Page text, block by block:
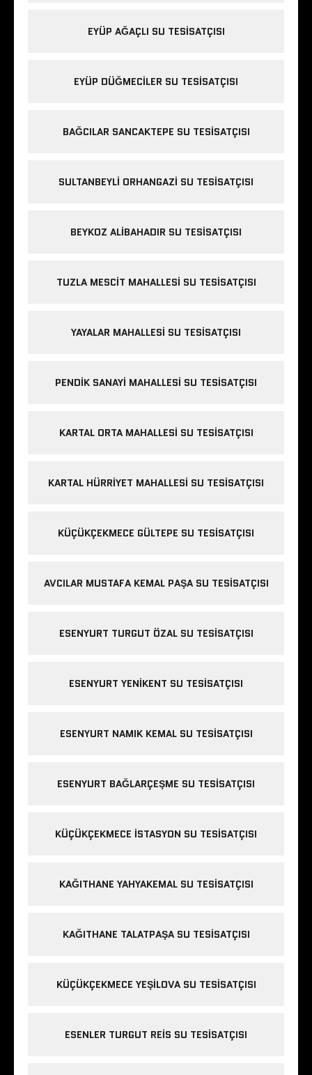
EYÜP AĞAÇLI SU TESISATÇISI
EYÜP DÜĞMECILER SU TESISATÇISI
BAĞCILAR SANCAKTEPE SU TESISATÇISI
SULTANBEYLI ORHANGAZI SU TESISATÇISI
BEYKOZ ALIBAHADIR SU TESISATÇISI
TUZLA MESCIT MAHALLESI SU TESISATÇISI
YAYALAR MAHALLESI SU TESISATÇISI
PENDIK SANAYI MAHALLESI SU TESISATÇISI
KARTAL ORTA MAHALLESI SU TESISATÇISI
KARTAL HÜRRIYET MAHALLESI SU TESISATÇISI
KÜÇÜKÇEKMECE GÜLTEPE SU TESISATÇISI
AVCILAR MUSTAFA KEMAL PAŞA SU TESISATÇISI
ESENYURT TURGUT ÖZAL SU TESISATÇISI
ESENYURT YENIKENT SU TESISATÇISI
ESENYURT NAMIK KEMAL SU TESISATÇISI
ESENYURT BAĞLARÇEŞME SU TESISATÇISI
KÜÇÜKÇEKMECE ISTASYON SU TESISATÇISI
KAĞITHANE YAHYAKEMAL SU TESISATÇISI
KAĞITHANE TALATPAŞA SU TESISATÇISI
KÜÇÜKÇEKMECE YEŞILOVA SU TESISATÇISI
ESENLER TURGUT REIS SU TESISATÇISI